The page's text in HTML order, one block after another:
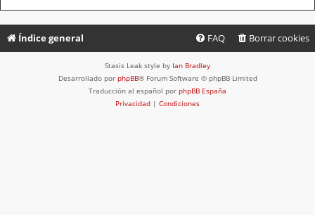
Índice general Borrar cookies
FAQ
Stasis Leak style by Ian Bradley
Desarrollado por phpBB® Forum Software © phpBB Limited
Traducción al español por phpBB España
Privacidad | Condiciones